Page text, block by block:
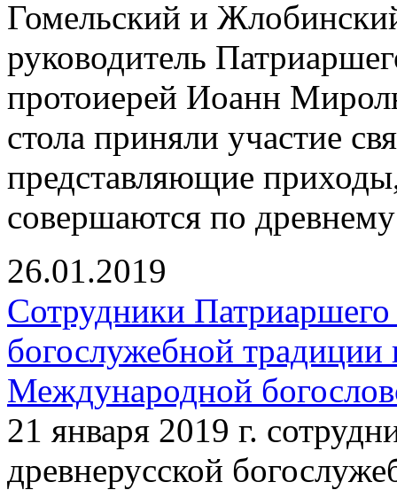
Гомельский и
руководитель
протоиерей Иоанн
стола приняли участие
представляющие
совершаются по
26.01.2019
Сотрудники Патриаршего
богослужебной
Международной
21 января 2019 г.
древнерусской